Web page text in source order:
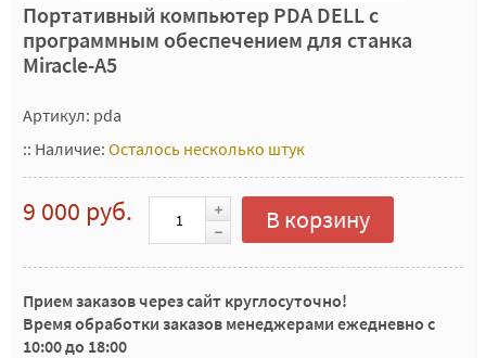
Портативный компьютер PDA DELL с
программным обеспечением для станка
Miracle-A5
Артикул: pda
:: Наличие: Осталось несколько штук
9 000 руб. В корзину
Прием заказов через сайт круглосуточно!
Время обработки заказов менеджерами ежедневно с
10:00 до 18:00